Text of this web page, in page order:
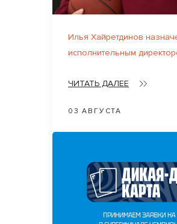
Илья Хайретдинов
исполнительным
ЧИТАТЬ ДАЛЕЕ
03 АВГУСТА